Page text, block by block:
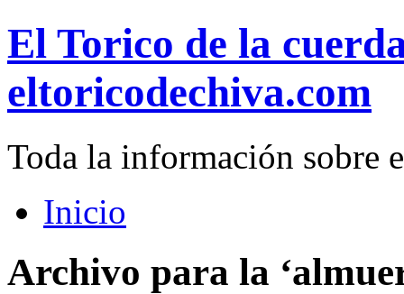
El Torico de la
eltoricodechiva.com
Toda la información sobre
Inicio
Archivo para la